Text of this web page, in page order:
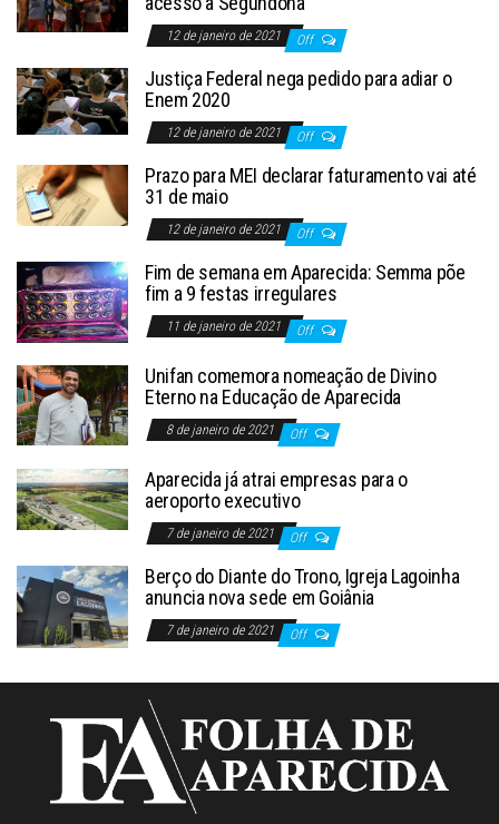
12 de janeiro de 2021 Off
Justiça Federal nega pedido para adiar o
Enem 2020
12 de janeiro de 2021 Off
Prazo para MEI declarar faturamento vai até
31 de maio
12 de janeiro de 2021 Off
Fim de semana em Aparecida: Semma põe
fim a 9 festas irregulares
11 de janeiro de 2021 Off
Unifan comemora nomeação de Divino
Eterno na Educação de Aparecida
8 de janeiro de 2021 Off
Aparecida já atrai empresas para o
aeroporto executivo
7 de janeiro de 2021 Off
Berço do Diante do Trono, Igreja Lagoinha
anuncia nova sede em Goiânia
7 de janeiro de 2021 Off